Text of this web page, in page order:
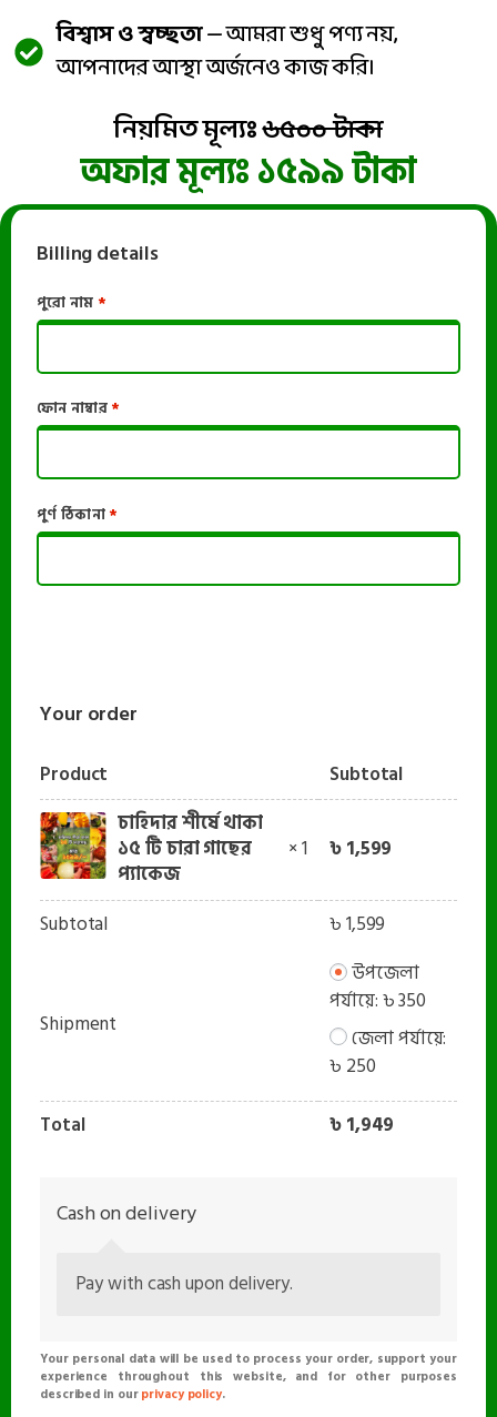
বিশ্বাস ও স্বচ্ছতা— আমরা শুধু পণ্য নয়,
আপনাদের আস্থা অর্জনেও কাজ করি।
নিয়মিত মূল্যঃ৬৫০০ টাকা
অফার মূল্যঃ ১৫৯৯ টাকা
Billing details
পুরো নাম *
ফোন নাম্বার*
পুর্ণ ঠিকানা*
Your order
Product
Subtotal
চাহিদার শীর্ষে থাকা
১৫ টি চারা গাছের
প্যাকেজ
× 1 ৳1,599
Subtotal ৳1,599
Shipment
উপজেলা
পর্যায়ে:৳350
জেলা পর্যায়ে:
৳ 250
Total
৳1,949
Cash on delivery
Pay with cash upon delivery.
Your personal data will be used to process your order, support your
experience throughout this website, and for other purposes
described in ourprivacy policy.